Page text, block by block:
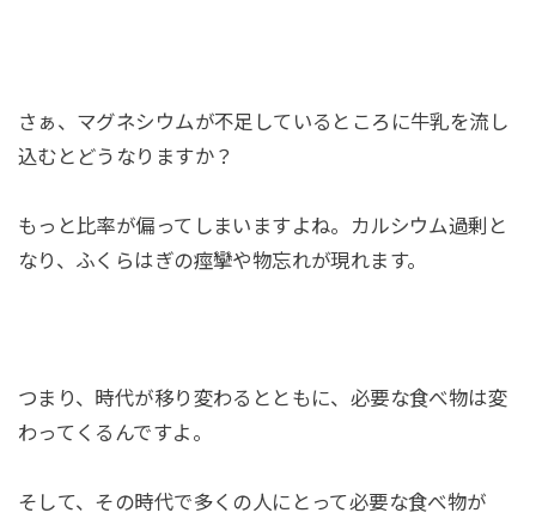
さぁ、マグネシウムが不足しているところに牛乳を流し
込むとどうなりますか？
もっと比率が偏ってしまいますよね。カルシウム過剰と
なり、ふくらはぎの痙攣や物忘れが現れます。
つまり、時代が移り変わるとともに、必要な食べ物は変
わってくるんですよ。
そして、その時代で多くの人にとって必要な食べ物が